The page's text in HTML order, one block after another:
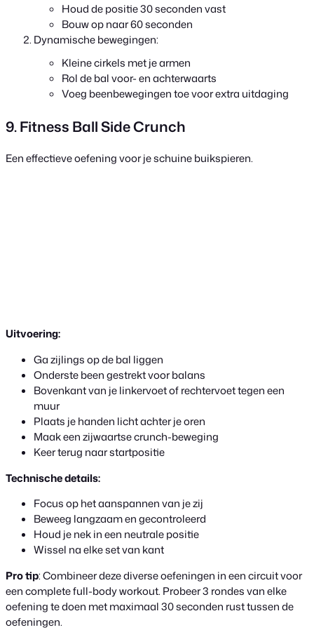
Houd de positie 30 seconden vast
Bouw op naar 60 seconden
Dynamische bewegingen:
Kleine cirkels met je armen
Rol de bal voor- en achterwaarts
Voeg beenbewegingen toe voor extra uitdaging
9. Fitness Ball Side Crunch
Een effectieve oefening voor je schuine buikspieren.
Uitvoering:
Ga zijlings op de bal liggen
Onderste been gestrekt voor balans
Bovenkant van je linkervoet of rechtervoet tegen een
muur
Plaats je handen licht achter je oren
Maak een zijwaartse crunch-beweging
Keer terug naar startpositie
Technische details:
Focus op het aanspannen van je zij
Beweeg langzaam en gecontroleerd
Houd je nek in een neutrale positie
Wissel na elke set van kant
Pro tip: Combineer deze diverse oefeningen in een circuit voor
een complete full-body workout. Probeer 3 rondes van elke
oefening te doen met maximaal 30 seconden rust tussen de
oefeningen.